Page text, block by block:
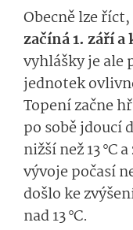
Obecně lze
začíná 1. září
vyhlášky je ale
jednotek
Topení začne
po sobě jdoucí
nižší než 13 °C
vývoje počasí
došlo ke
nad 13 °C.